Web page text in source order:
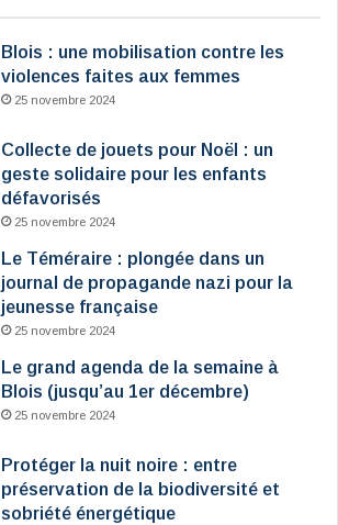
Blois : une mobilisation contre les
violences faites aux femmes
25 novembre 2024
Collecte de jouets pour Noël : un
geste solidaire pour les enfants
défavorisés
25 novembre 2024
Le Téméraire : plongée dans un
journal de propagande nazi pour la
jeunesse française
25 novembre 2024
Le grand agenda de la semaine à
Blois (jusqu’au 1er décembre)
25 novembre 2024
Protéger la nuit noire : entre
préservation de la biodiversité et
sobriété énergétique